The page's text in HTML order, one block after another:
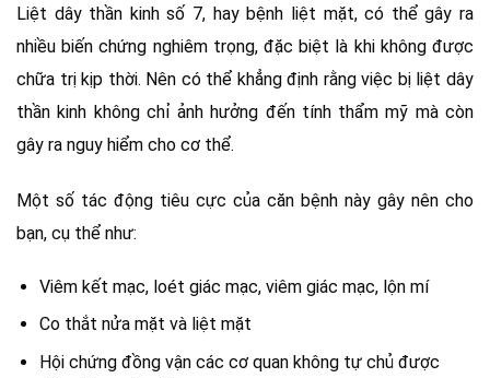
Liệt dây thần kinh số 7, hay bệnh liệt mặt, có thể gây ra
nhiều biến chứng nghiêm trọng, đặc biệt là khi không được
chữa trị kịp thời. Nên có thể khẳng định rằng việc bị liệt dây
thần kinh không chỉ ảnh hưởng đến tính thẩm mỹ mà còn
gây ra nguy hiểm cho cơ thể.
Một số tác động tiêu cực của căn bệnh này gây nên cho
bạn, cụ thể như:
Viêm kết mạc, loét giác mạc, viêm giác mạc, lộn mí
Co thắt nửa mặt và liệt mặt
Hội chứng đồng vận các cơ quan không tự chủ được